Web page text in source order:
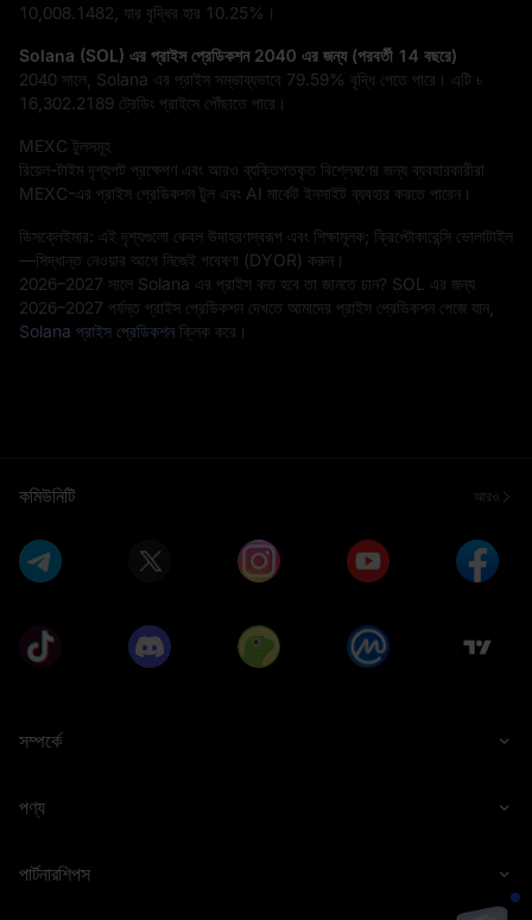
10,008.1482 , যার বৃদ্ধির হার 10.25% ।
Solana (SOL) এর প্রাইস প্রেডিকশন 2040 এর জন্য (পরবর্তী 14 বছরে)
2040 সালে, Solana এর প্রাইস সম্ভাব্যভাবে 79.59% বৃদ্ধি পেতে পারে। এটি ৳
16,302.2189 ট্রেডিং প্রাইসে পৌঁছাতে পারে।
MEXC টুলসমূহ
রিয়েল-টাইম দৃশ্যপট প্রক্ষেপণ এবং আরও ব্যক্তিগতকৃত বিশ্লেষণের জন্য ব্যবহারকারীরা
MEXC-এর প্রাইস প্রেডিকশন টুল এবং AI মার্কেট ইনসাইট ব্যবহার করতে পারেন।
ডিসক্লেইমার: এই দৃশ্যগুলো কেবল উদাহরণস্বরূপ এবং শিক্ষামূলক; ক্রিপ্টোকারেন্সি ভোলাটাইল
—সিদ্ধান্ত নেওয়ার আগে নিজেই গবেষণা (DYOR) করুন।
2026–2027 সালে Solana এর প্রাইস কত হবে তা জানতে চান? SOL এর জন্য
2026–2027 পর্যন্ত প্রাইস প্রেডিকশন দেখতে আমাদের প্রাইস প্রেডিকশন পেজে যান,
Solana প্রাইস প্রেডিকশন ক্লিক করে।
কমিউনিটি আরও
সম্পর্কে
পণ্য
পার্টনারশিপস